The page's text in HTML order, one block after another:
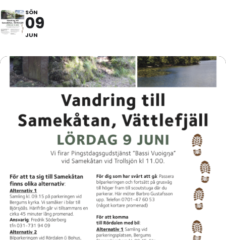
SÖN
09
JUN